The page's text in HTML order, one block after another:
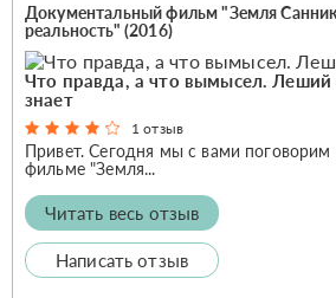
Документальный фильм "Земля
реальность" (2016)
Что правда, а что вымысел. Леший
знает
1 отзыв
Привет. Сегодня мы с вами
фильме "Земля...
Читать весь отзыв
Написать отзыв